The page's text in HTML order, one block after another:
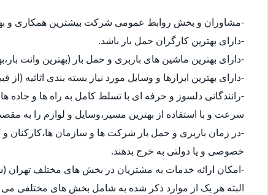
-مشاوران و بخش روابط عمومی شرکت بیشترین همکاری و
-دارای بهترین کارگران حمل بار باشد.
-دارای بهترین ماشین های باربری و حمل بار (بهترین وانت
-دارای بهترین ابزارها و وسایل مورد نیاز بسته بندی اثاثیه
-رانندگانی دلسوز و حرفه ای با تسلط کامل به راه ها و جاده
سرعت و با استفاده از بهترین مسیر،وسایل و لوازم را به
-در زمان باربری و حمل بار شرکت ها و سازمان
خصوصی و یا دولتی به خرج بدهند.
-امکان ارائه خدمات به مشتریان در بخش های مختلف تهران
البته هر یک از موارد ذکر شده به شامل بخش های مختلفی